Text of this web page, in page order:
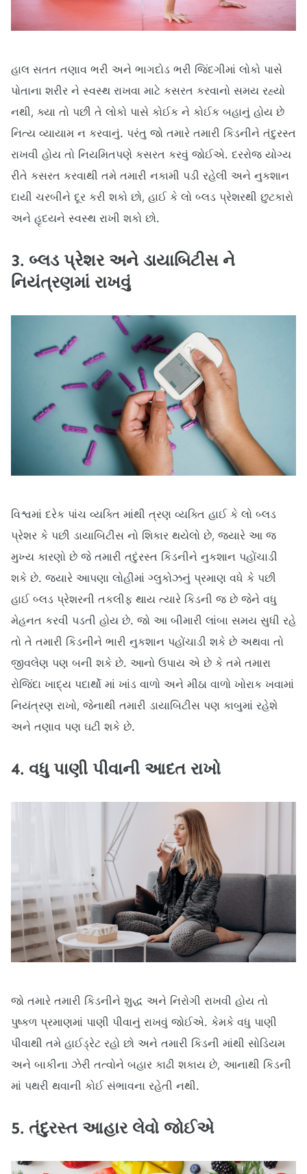
હાલ સતત તણાવ ભરી અને ભાગદોડ ભરી જિંદગીમાં લોકો પાસે
પોતાના શરીર ને સ્વસ્થ રાખવા માટે કસરત કરવાનો સમય રહ્યો
નથી, ક્યા તો પછી તે લોકો પાસે કોઈક ને કોઈક બહાનું હોય છે
નિત્ય વ્યાયામ ન કરવાનું. પરંતુ જો તમારે તમારી કિડનીને તંદુરસ્ત
રાખવી હોય તો નિયમિતપણે કસરત કરવું જોઈએ. દરરોજ યોગ્ય
રીતે કસરત કરવાથી તમે તમારી નકામી પડી રહેલી અને નુકશાન
દાયી ચરબીને દૂર કરી શકો છો, હાઈ કે લો બ્લડ પ્રેશરથી છુટકારો
અને હૃદયને સ્વસ્થ રાખી શકો છો.
3. બ્લડ પ્રેશર અને ડાયાબિટીસ ને
નિયંત્રણમાં રાખવું
વિશ્વમાં દરેક પાંચ વ્યક્તિ માંથી ત્રણ વ્યક્તિ હાઈ કે લો બ્લડ
પ્રેશર કે પછી ડાયાબિટીસ નો શિકાર થયેલો છે, જયારે આ જ
મુખ્ય કારણો છે જે તમારી તદુંરસ્ત કિડનીને નુકશાન પહોંચાડી
શકે છે. જયારે આપણા લોહીમાં ગ્લુકોઝનું પ્રમાણ વધે કે પછી
હાઈ બ્લડ પ્રેશરની તકલીફ થાય ત્યારે કિડની જ છે જેને વધુ
મેહનત કરવી પડતી હોય છે. જો આ બીમારી લાંબા સમય સુધી રહે
તો તે તમારી કિડનીને ભારી નુકશાન પહોંચાડી શકે છે અથવા તો
જીવલેણ પણ બની શકે છે. આનો ઉપાય એ છે કે તમે તમારા
રોજિંદા ખાદ્ય પદાર્થો માં ખાંડ વાળો અને મીઠા વાળો ખોરાક ખવામાં
નિયંત્રણ રાખો, જેનાથી તમારી ડાયાબિટીસ પણ કાબુમાં રહેશે
અને તણાવ પણ ઘટી શકે છે.
4. વધુ પાણી પીવાની આદત રાખો
જો તમારે તમારી કિડનીને શુદ્ધ અને નિરોગી રાખવી હોય તો
પુષ્કળ પ્રમાણમાં પાણી પીવાનું રાખવું જોઈએ. કેમકે વધુ પાણી
પીવાથી તમે હાઈડ્રેટ રહો છો અને તમારી કિડની માંથી સોડિયમ
અને બાકીના ઝેરી તત્વોને બહાર કાઢી શકાય છે, આનાથી કિડની
માં પથરી થવાની કોઈ સંભાવના રહેતી નથી.
5. તંદુરસ્ત આહાર લેવો જોઈએ